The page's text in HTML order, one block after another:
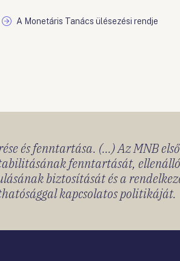
A Monetáris Tanács ülésezési rendje
és fenntartása. (...) Az MNB
fenntartását,
biztosítását és a
kapcsolatos politikáját.